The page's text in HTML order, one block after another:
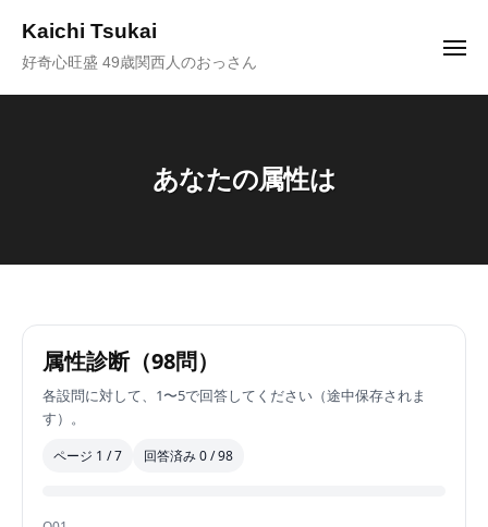
Kaichi Tsukai
好奇心旺盛 49歳関西人のおっさん
メ
ー
あなたの属性は
あ
な
た
属性診断（98問）
各設問に対して、1〜5で回答してください（途中保存されま
す）。
ページ 1 / 7 回答済み 0 / 98